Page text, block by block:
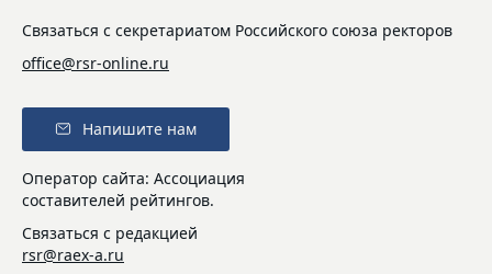
Связаться с секретариатом Российского союза ректоров
office@rsr-online.ru
Напишите нам
Оператор сайта: Ассоциация
составителей рейтингов.
Связаться с редакцией
rsr@raex-a.ru